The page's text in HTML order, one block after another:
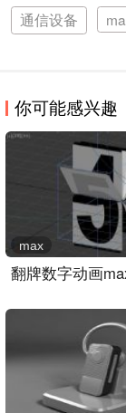
通信设备
你可能感兴趣
翻牌数字动画
max